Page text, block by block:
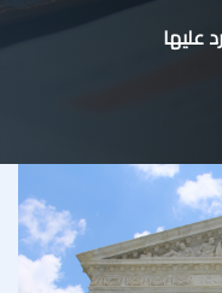
عليها